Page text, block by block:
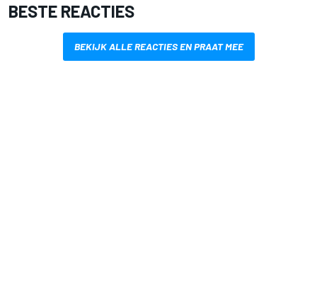
BESTE REACTIES
BEKIJK ALLE REACTIES EN PRAAT MEE